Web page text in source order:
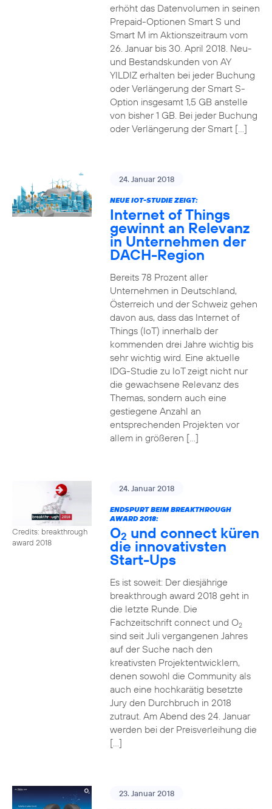
erhöht das Datenvolumen in seinen
Prepaid-Optionen Smart S und
Smart M im Aktionszeitraum vom
26. Januar bis 30. April 2018. Neu-
und Bestandskunden von AY
YILDIZ erhalten bei jeder Buchung
oder Verlängerung der Smart S-
Option insgesamt 1,5 GB anstelle
von bisher 1 GB. Bei jeder Buchung
oder Verlängerung der Smart […]
24. Januar 2018
NEUE IOT-STUDIE ZEIGT:
Internet of Things
gewinnt an Relevanz
in Unternehmen der
DACH-Region
Bereits 78 Prozent aller
Unternehmen in Deutschland,
Österreich und der Schweiz gehen
davon aus, dass das Internet of
Things (IoT) innerhalb der
kommenden drei Jahre wichtig bis
sehr wichtig wird. Eine aktuelle
IDG-Studie zu IoT zeigt nicht nur
die gewachsene Relevanz des
Themas, sondern auch eine
gestiegene Anzahl an
entsprechenden Projekten vor
allem in größeren […]
Credits: breakthrough
award 2018
24. Januar 2018
ENDSPURT BEIM BREAKTHROUGH
AWARD 2018:
O2 und connect küren
die innovativsten
Start-Ups
Es ist soweit: Der diesjährige
breakthrough award 2018 geht in
die letzte Runde. Die
Fachzeitschrift connect und O2
sind seit Juli vergangenen Jahres
auf der Suche nach den
kreativsten Projektentwicklern,
denen sowohl die Community als
auch eine hochkarätig besetzte
Jury den Durchbruch in 2018
zutraut. Am Abend des 24. Januar
werden bei der Preisverleihung die
[…]
23. Januar 2018